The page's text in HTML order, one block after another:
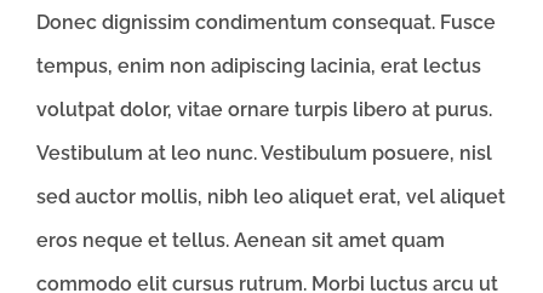
Donec dignissim condimentum consequat. Fusce
tempus, enim non adipiscing lacinia, erat lectus
volutpat dolor, vitae ornare turpis libero at purus.
Vestibulum at leo nunc. Vestibulum posuere, nisl
sed auctor mollis, nibh leo aliquet erat, vel aliquet
eros neque et tellus. Aenean sit amet quam
commodo elit cursus rutrum. Morbi luctus arcu ut